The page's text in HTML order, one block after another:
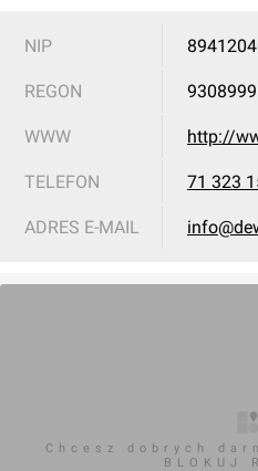
Wrocław
NIP
REGON
WWW http://
TELEFON 71 323
ADRES E-MAIL
Chcesz dobrych
BLOKUJ